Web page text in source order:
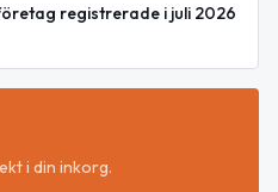
registrerade i juli 2026
i din inkorg.